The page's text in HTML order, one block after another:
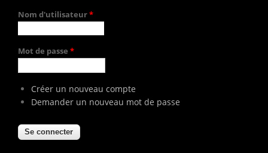
Nom d'utilisateur*
Mot de passe *
Créer un nouveau compte
Demander un nouveau mot de passe